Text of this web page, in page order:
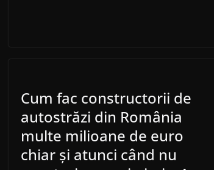
Cum fac constructorii de
autostrăzi din România
multe milioane de euro
chiar și atunci când nu